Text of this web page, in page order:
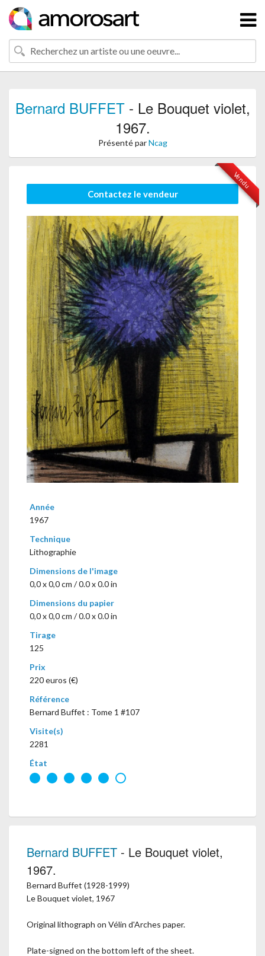
Bernard BUFFET- Le Bouquet violet,
1967.
Présenté parNcag
Vendu
Contactez le vendeur
Année
1967
Technique
Lithographie
Dimensions de l'image
0,0 x 0,0 cm / 0.0 x 0.0 in
Dimensions du papier
0,0 x 0,0 cm / 0.0 x 0.0 in
Tirage
125
Prix
220 euros (€)
Référence
Bernard Buffet : Tome 1 #107
Visite(s)
2281
État
Bernard BUFFET - Le Bouquet violet,
1967.
Bernard Buffet (1928-1999)
Le Bouquet violet, 1967
Original lithograph on Vélin d'Arches paper.
Plate-signed on the bottom left of the sheet.